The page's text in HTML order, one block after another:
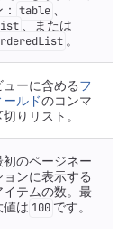
table
、または
。
ューに含めるフ
ールドのコンマ
切りリスト。
初のページネー
ョンに表示する
イテムの数。最
値は 100 です。